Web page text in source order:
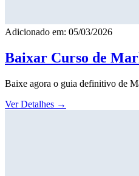
Adicionado em: 05/03/2026
Baixar Curso de
Baixe agora o guia definitivo de
Ver Detalhes →